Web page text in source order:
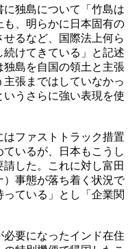
独島について「竹島は
、明らかに日本固有の
るなど、国際法上何ら
けてきている」と記述
独島を自国の領土と主張
張まではしていなかっ
うさらに強い表現を使
ファストトラック措置
いるが、日本もこうし
した。これに対し富田
事態が落ち着く状況で
ている」とし「企業関
要になったインド在住